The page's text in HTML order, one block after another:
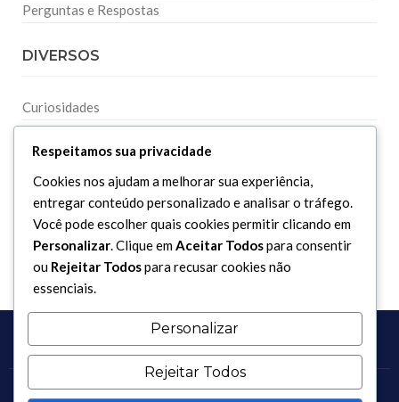
Perguntas e Respostas
DIVERSOS
Curiosidades
Downloads
Respeitamos sua privacidade
Cookies nos ajudam a melhorar sua experiência,
entregar conteúdo personalizado e analisar o tráfego.
Você pode escolher quais cookies permitir clicando em
Personalizar. Clique emAceitar Todospara consentir
ou Rejeitar Todospara recusar cookies não
essenciais.
Personalizar
Rejeitar Todos